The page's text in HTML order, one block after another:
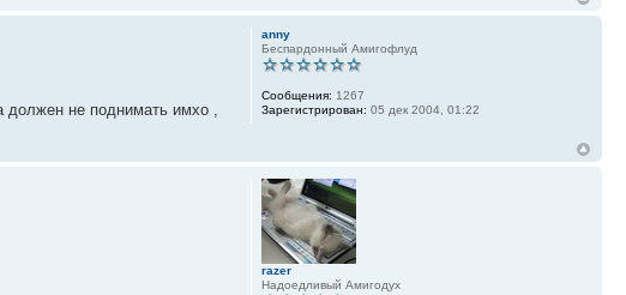
должен не поднимать имхо ,
anny
Беспардонный Амигофлуд
Сообщения: 1267
Зарегистрирован: 05 дек 2004, 01:22
razer
Надоедливый Амигодух